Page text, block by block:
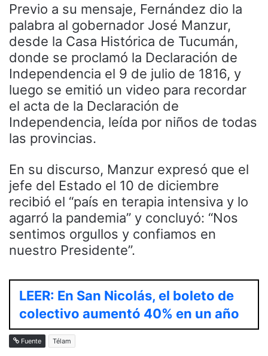
Previo a su mensaje, Fernández dio la
palabra al gobernador José Manzur,
desde la Casa Histórica de Tucumán,
donde se proclamó la Declaración de
Independencia el 9 de julio de 1816, y
luego se emitió un video para recordar
el acta de la Declaración de
Independencia, leída por niños de todas
las provincias.
En su discurso, Manzur expresó que el
jefe del Estado el 10 de diciembre
recibió el “país en terapia intensiva y lo
agarró la pandemia” y concluyó: “Nos
sentimos orgullos y confiamos en
nuestro Presidente”.
LEER: En San Nicolás, el boleto de
colectivo aumentó 40% en un año
Fuente Télam